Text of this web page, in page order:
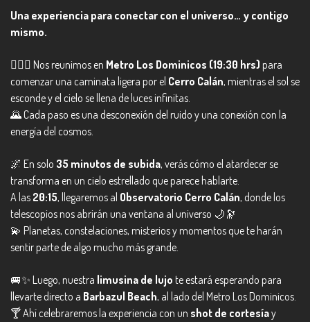
cantidad
Una experiencia para conectar con el universo… y contigo
mismo.
🚶‍♀️✨ Nos reunimos en Metro Los Dominicos (19:30 hrs) para
comenzar una caminata ligera por el Cerro Calán, mientras el sol se
esconde y el cielo se llena de luces infinitas.
🌄 Cada paso es una desconexión del ruido y una conexión con la
energía del cosmos.
🌌 En solo 35 minutos de subida, verás cómo el atardecer se
transforma en un cielo estrellado que parece hablarte.
A las 20:15, llegaremos al Observatorio Cerro Calán, donde los
telescopios nos abrirán una ventana al universo 🌙🔭
💫 Planetas, constelaciones, misterios y momentos que te harán
sentir parte de algo mucho más grande.
🚐✨ Luego, nuestra limusina de lujo te estará esperando para
llevarte directo a Barbazul Beach, al lado del Metro Los Dominicos.
🍸 Ahí celebraremos la experiencia con un shot de cortesíay